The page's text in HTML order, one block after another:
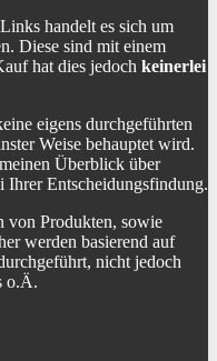
handelt es sich um
Diese sind mit einem
hat dies jedoch keinerlei
eigens durchgeführten
Weise behauptet wird.
Überblick über
Ihrer Entscheidungsfindung.
von Produkten, sowie
werden basierend auf
nicht jedoch
o.Ä.